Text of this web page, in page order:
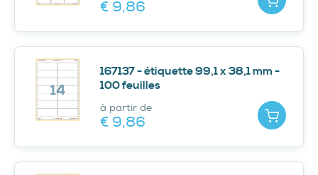
€ 9,86
167137 - étiquette 99,1 x 38,1 mm -
100 feuilles
à partir de
€ 9,86